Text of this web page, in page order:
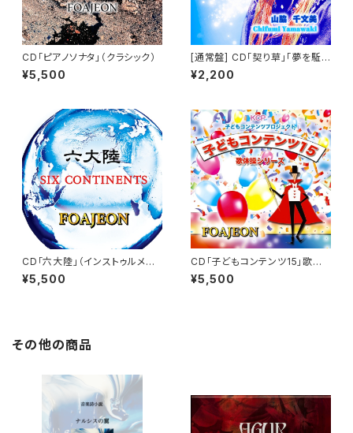
CD「ピアノソナタ」（クラシック）
¥5,500
[通常盤] CD「契り草」「夢を駈
¥2,200
CD「六大陸」（インストゥルメン
タル）
¥5,500
CD「子どもコンテンツ15」歌体
操シリーズ（子どもコンテンツ）
¥5,500
その他の商品